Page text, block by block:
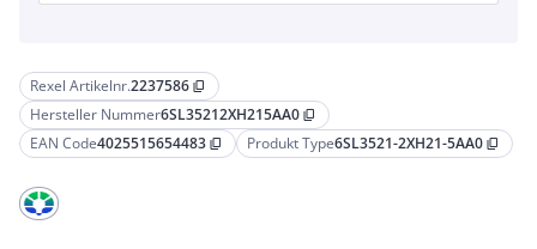
Rexel Artikelnr.2237586 content_copy
Hersteller Nummer6SL35212XH215AA0 content_copy
EAN Code4025515654483 content_copy Produkt Type6SL3521-2XH21-5AA0 content_copy